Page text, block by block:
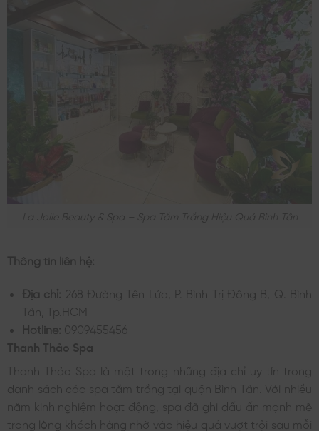
La Jolie Beauty & Spa – Spa Tắm Trắng Hiệu Quả Bình Tân
Thông tin liên hệ:
Địa chỉ: 268 Đường Tên Lửa, P. Bình Trị Đông B, Q. Bình
Tân, Tp.HCM
Hotline: 0909455456
Thanh Thảo Spa
Thanh Thảo Spa là một trong những địa chỉ uy tín trong
danh sách các spa tắm trắng tại quận Bình Tân. Với nhiều
năm kinh nghiệm hoạt động, spa đã ghi dấu ấn mạnh mẽ
trong lòng khách hàng nhờ vào hiệu quả vượt trội sau mỗi